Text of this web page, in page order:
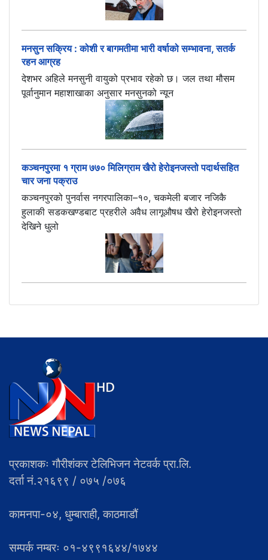
मनसुन सक्रिय : कोशी र बागमतीमा भारी वर्षाको सम्भावना, सतर्क
रहन आग्रह
देशभर अहिले मनसुनी वायुको प्रभाव रहेको छ। जल तथा मौसम
पूर्वानुमान महाशाखाका अनुसार मनसुनको न्यून
कञ्चनपुरमा १ ग्राम ७७० मिलिग्राम खैरो हेरोइनजस्तो पदार्थसहित
चार जना पक्राउ
कञ्चनपुरको पुनर्वास नगरपालिका–१०, चकमेली बजार नजिकै
हुलाकी सडकखण्डबाट प्रहरीले अवैध लागूऔषध खैरो हेरोइनजस्तो
देखिने धुलो
प्रकाशकः गौरीशंकर टेलिभिजन नेटवर्क प्रा.लि.
दर्ता नं.२१६९९ / ०७५ /०७६
कामनपा-०४, धुम्बाराही, काठमाडौं
सम्पर्क नम्बरः ०१-४९९१६४४/१७४४